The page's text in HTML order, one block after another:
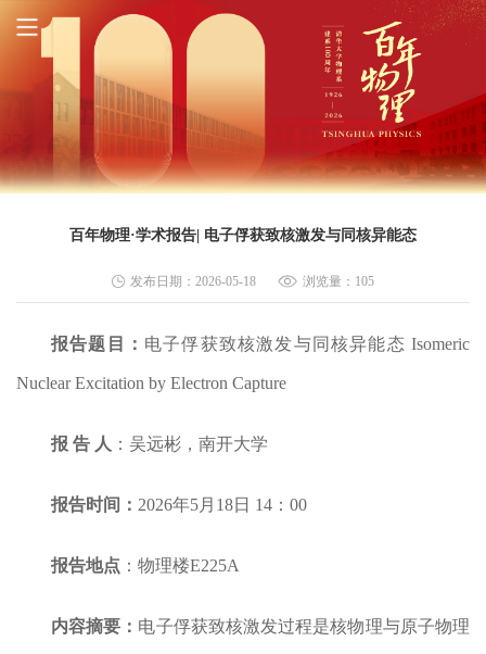
百年物理·学术报告| 电子俘获致核激发与同核异能态
发布日期：2026-05-18 浏览量： 105
报告题目： 电子俘获致核激发与同核异能态 Isomeric
Nuclear Excitation by Electron Capture
报 告 人 ：吴远彬，南开大学
报告时间： 2026年5月18日 14：00
报告地点 ：物理楼E225A
内容摘要： 电子俘获致核激发过程是核物理与原子物理